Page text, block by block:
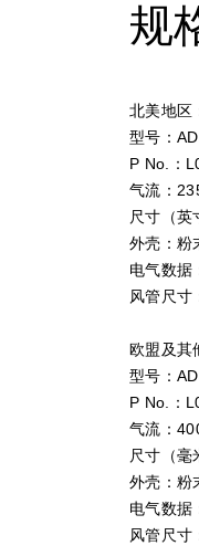
规
北美地区
型号：
P No.：
气流：
尺寸（
外壳：粉
电气数据
风管尺寸
欧盟及其
型号：
P No.：
气流：
尺寸（
外壳：粉
电气数据
风管尺寸